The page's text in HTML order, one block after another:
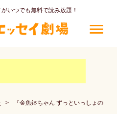
いつでも無料で読み放題！
menu
>
『金魚鉢ちゃん ずっといっしょの